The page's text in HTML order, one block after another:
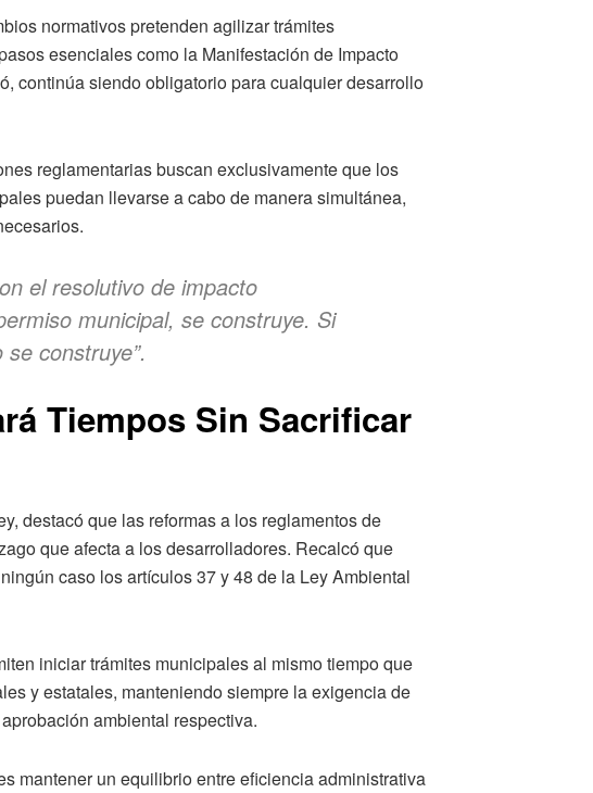
normativos pretenden agilizar trámites
esenciales como la Manifestación de Impacto
continúa siendo obligatorio para cualquier desarrollo
reglamentarias buscan exclusivamente que los
puedan llevarse a cabo de manera simultánea,
el resolutivo de impacto
municipal, se construye. Si
construye”.
Tiempos Sin Sacrificar
destacó que las reformas a los reglamentos de
que afecta a los desarrolladores. Recalcó que
caso los artículos 37 y 48 de la Ley Ambiental
iniciar trámites municipales al mismo tiempo que
y estatales, manteniendo siempre la exigencia de
ambiental respectiva.
mantener un equilibrio entre eficiencia administrativa